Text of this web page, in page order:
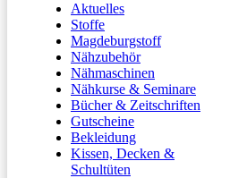
Aktuelles
Stoffe
Magdeburgstoff
Nähzubehör
Nähmaschinen
Nähkurse & Seminare
Bücher & Zeitschriften
Gutscheine
Bekleidung
Kissen, Decken &
Schultüten